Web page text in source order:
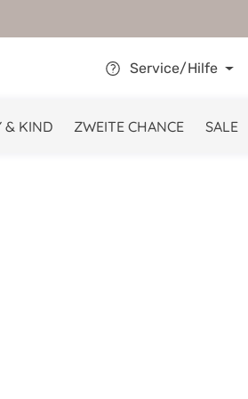
Service/Hilfe
& KIND ZWEITE CHANCE SALE